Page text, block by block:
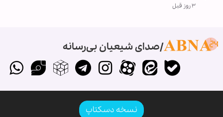
۳ روز قبل
صدای شیعیان بی‌رسانه
نسخه دسکتاپ